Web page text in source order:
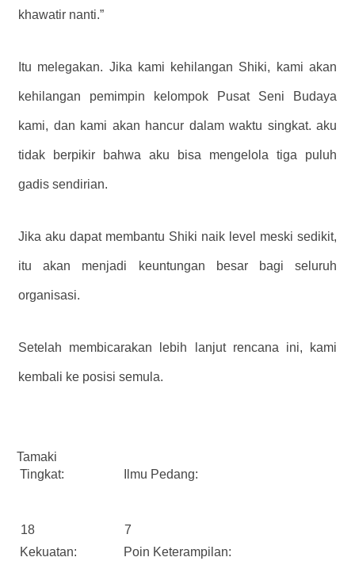
khawatir nanti.”
Itu melegakan. Jika kami kehilangan Shiki, kami akan
kehilangan pemimpin kelompok Pusat Seni Budaya
kami, dan kami akan hancur dalam waktu singkat. aku
tidak berpikir bahwa aku bisa mengelola tiga puluh
gadis sendirian.
Jika aku dapat membantu Shiki naik level meski sedikit,
itu akan menjadi keuntungan besar bagi seluruh
organisasi.
Setelah membicarakan lebih lanjut rencana ini, kami
kembali ke posisi semula.
Tamaki
Tingkat:
18
Ilmu Pedang:
7
Kekuatan:
Poin Keterampilan: